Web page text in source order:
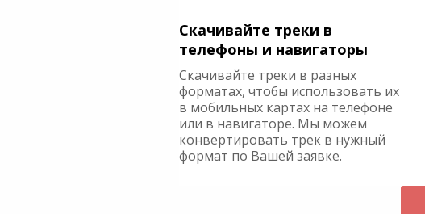
Скачивайте треки в
телефоны и навигаторы
Скачивайте треки в разных
форматах, чтобы использовать их
в мобильных картах на телефоне
или в навигаторе. Мы можем
конвертировать трек в нужный
формат по Вашей заявке.